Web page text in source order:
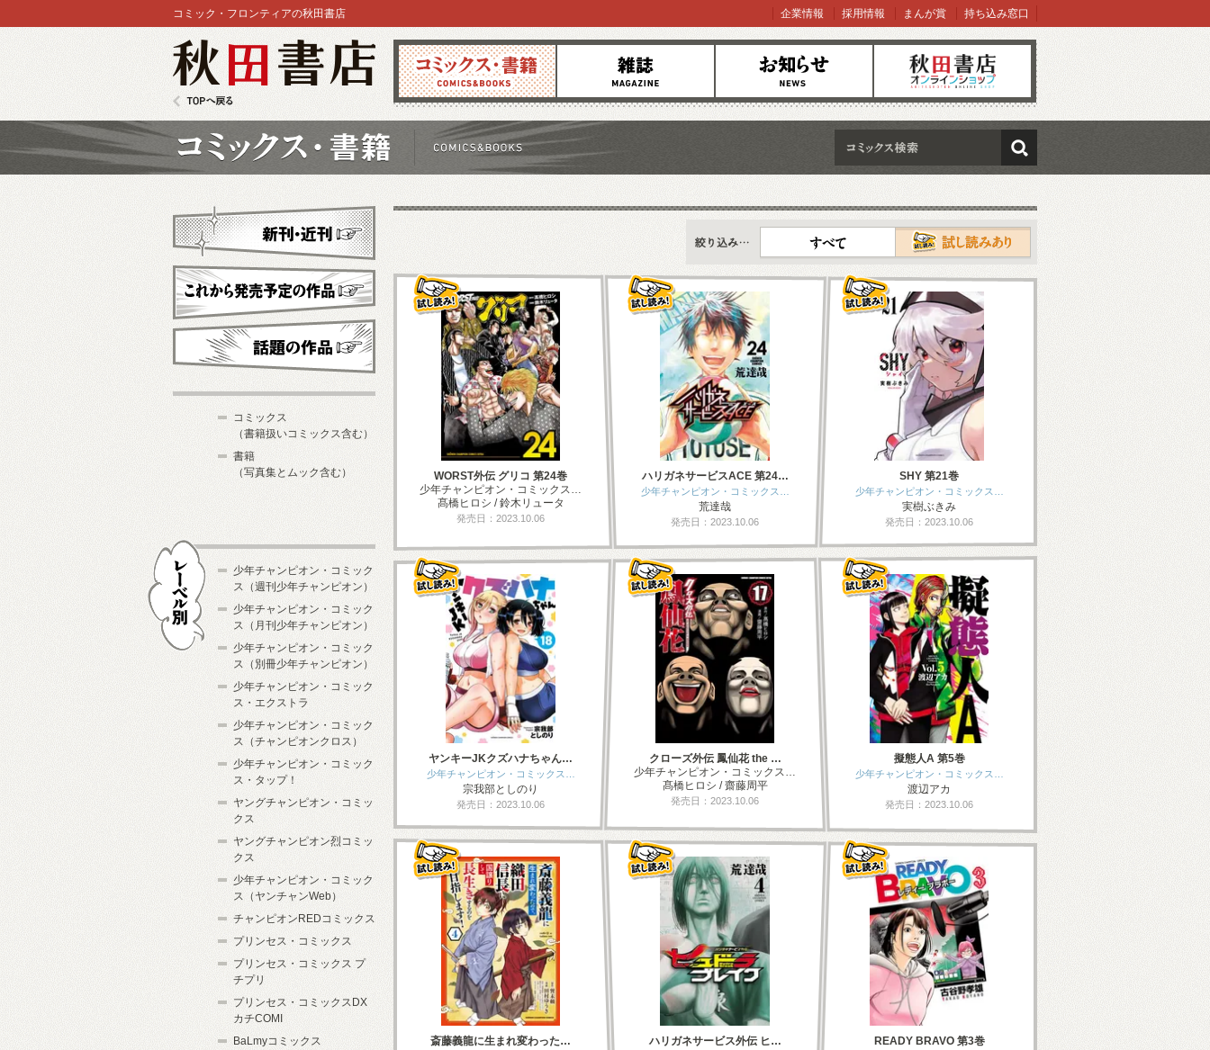
コミックス 雑誌 お知らせ オンラインショップ
コミック・フロンティアの秋田書店 企業情報 採用情報 まんが賞 持ち込み窓口
検索
新刊情報
すべて
WORST外伝 グリコ 第24巻
少年チャンピオン・コミックス…
髙橋ヒロシ / 鈴木リュータ
発売日：2023.10.06
ハリガネサービスACE 第24…
少年チャンピオン・コミックス…
荒達哉
発売日：2023.10.06
SHY 第21巻
少年チャンピオン・コミックス…
実樹ぶきみ
発売日：2023.10.06
ヤンキーJKクズハナちゃん…
少年チャンピオン・コミックス…
宗我部としのり
発売日：2023.10.06
クローズ外伝 鳳仙花 the …
少年チャンピオン・コミックス…
髙橋ヒロシ / 齋藤周平
発売日：2023.10.06
擬態人A 第5巻
少年チャンピオン・コミックス…
渡辺アカ
発売日：2023.10.06
斎藤義龍に生まれ変わった… ハリガネサービス外伝 ヒ… READY BRAVO 第3巻
新刊・近刊
これから発売予定
コミックス
（書籍扱いコミックス含む）
書籍
（写真集とムック含む）
少年チャンピオン・コミック
ス（週刊少年チャンピオン）
少年チャンピオン・コミック
ス（月刊少年チャンピオン）
少年チャンピオン・コミック
ス（別冊少年チャンピオン）
少年チャンピオン・コミック
ス・エクストラ
少年チャンピオン・コミック
ス（チャンピオンクロス）
少年チャンピオン・コミック
ス・タップ！
ヤングチャンピオン・コミッ
クス
ヤングチャンピオン烈コミッ
クス
少年チャンピオン・コミック
ス（ヤンチャンWeb）
チャンピオンREDコミックス
プリンセス・コミックス
プリンセス・コミックス プ
チプリ
プリンセス・コミックスDX
カチCOMI
BaLmyコミックス